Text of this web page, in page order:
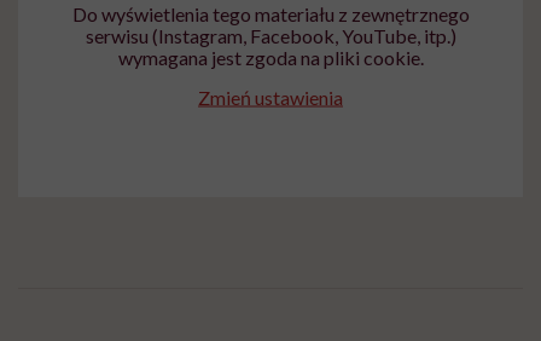
Do wyświetlenia tego materiału z zewnętrznego
serwisu (Instagram, Facebook, YouTube, itp.)
wymagana jest zgoda na pliki cookie.
Zmień ustawienia